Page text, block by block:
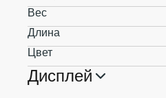
Вес
Длина
Цвет
Дисплей